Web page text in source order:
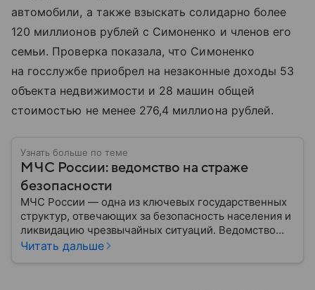
автомобили, а также взыскать солидарно более
120 миллионов рублей с Симоненко и членов его
семьи. Проверка показала, что Симоненко
на госслужбе приобрел на незаконные доходы 53
объекта недвижимости и 28 машин общей
стоимостью не менее 276,4 миллиона рублей.
Узнать больше по теме
МЧС России: ведомство на страже
безопасности
МЧС России — одна из ключевых государственных
структур, отвечающих за безопасность населения и
ликвидацию чрезвычайных ситуаций. Ведомство
играет важную роль в защите граждан от
Читать дальше